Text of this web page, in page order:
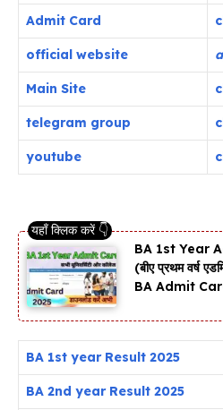
Admit Card
official website
Main Site
telegram group
youtube
BA 1st Year
(बीए प्रथम वर्ष
BA Admit
BA 1st year Result 2025
BA 2nd year Result 2025